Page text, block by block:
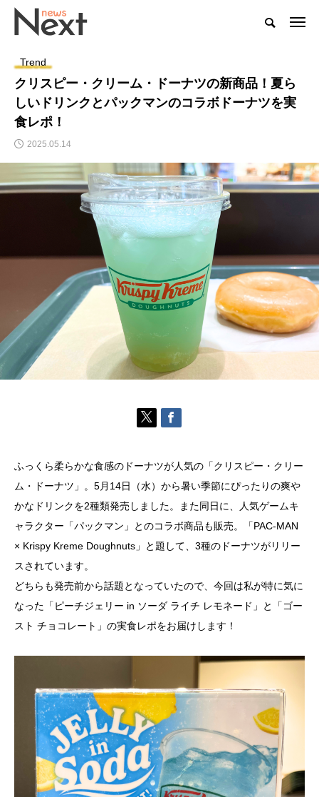
Trend
クリスピー・クリーム・ドーナツの新商品！夏ら
しいドリンクとパックマンのコラボドーナツを実
食レポ！
2025.05.14
ふっくら柔らかな食感のドーナツが人気の「クリスピー・クリー
ム・ドーナツ」。5月14日（水）から暑い季節にぴったりの爽や
かなドリンクを2種類発売しました。また同日に、人気ゲームキ
ャラクター「パックマン」とのコラボ商品も販売。「PAC-MAN
× Krispy Kreme Doughnuts」と題して、3種のドーナツがリリー
スされています。
どちらも発売前から話題となっていたので、今回は私が特に気に
なった「ピーチジェリー in ソーダ ライチ レモネード」と「ゴー
スト チョコレート」の実食レポをお届けします！